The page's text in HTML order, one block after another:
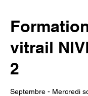
vitrail
2
Septembre - Mercredi